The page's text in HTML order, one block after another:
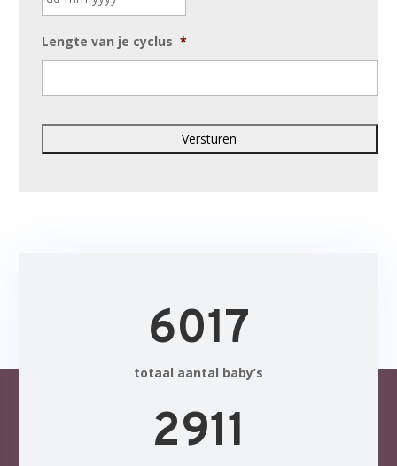
dash
dash
Lengte van je cyclus *
6017
totaal aantal baby’s
2911